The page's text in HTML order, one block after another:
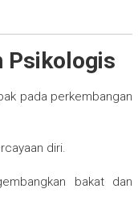
Psikologis
pada perkembangan
diri.
bakat dan